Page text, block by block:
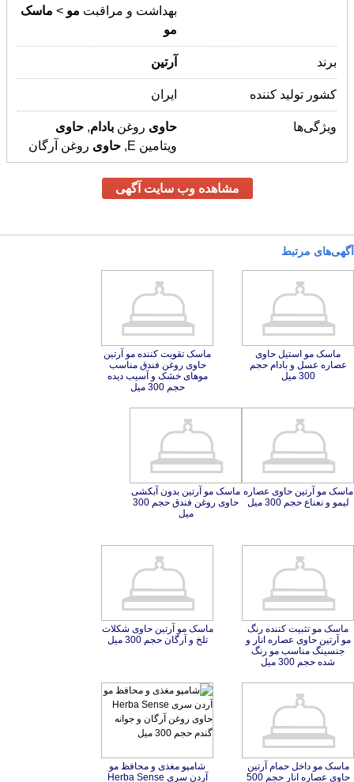
بهداشت و مراقبت مو > ماسک
مو
برند آرتین
کشور تولید کننده ایران
ویژگی‌ها حاوی روغن بادام, حاوی
ویتامین E,
حاوی روغن آرگان
مشاهده وب سایت آگهی
آگهی‌های مرتبط
ماسک مو استیل حاوی
عصاره عسل و بادام حجم
300 میل
ماسک تقویت کننده مو آرتین
حاوی روغن فندق مناسب
موهای خشک و آسیب دیده
حجم 300 میل
ماسک مو آرتین حاوی عصاره
لیمو و نعناع حجم 300 میل
ماسک مو آرتین بدون آبکشی
حاوی روغن فندق حجم 300
میل
ماسک مو تثبیت کننده رنگ
مو آرتین حاوی عصاره انار و
جنسینگ مناسب مو رنگ
شده حجم 300 میل
ماسک مو آرتین حاوی شکلات
تلخ و آرگان حجم 300 میل
ماسک مو داخل حمام آرتین
حاوی عصاره انار حجم 500
شامپو مغذی و محافظ مو
آردن سری Herba Sense
حاوی روغن آرگان و جوانه